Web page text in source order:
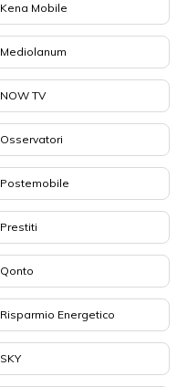
Kena Mobile
Mediolanum
NOW TV
Osservatori
Postemobile
Prestiti
Qonto
Risparmio Energetico
SKY